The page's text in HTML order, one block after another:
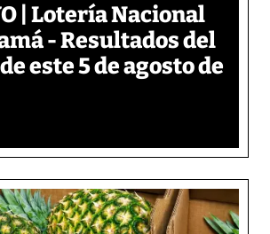
| Lotería Nacional
- Resultados del
este 5 de agosto de